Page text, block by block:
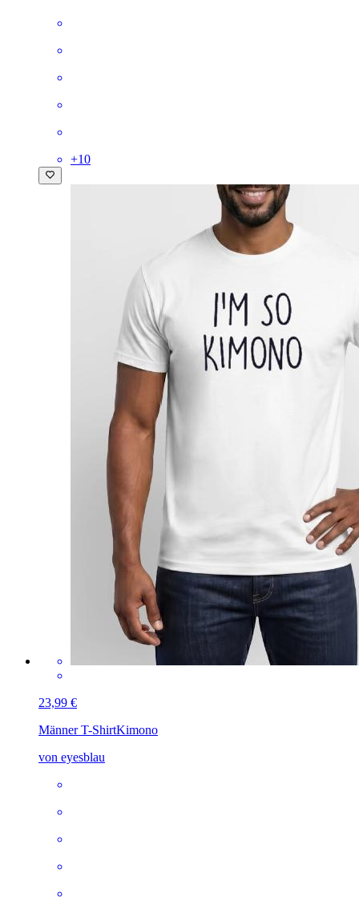
+10
23,99 €
Männer T-ShirtKimono
von eyesblau